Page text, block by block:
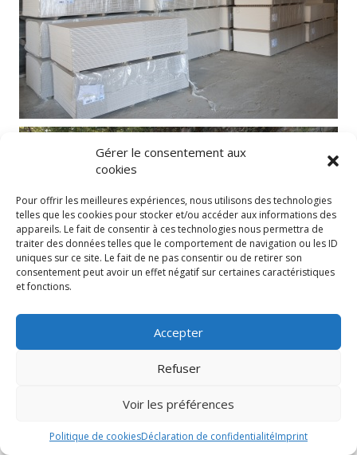
Gérer le consentement aux
cookies
Pour offrir les meilleures expériences, nous utilisons des technologies
telles que les cookies pour stocker et/ou accéder aux informations des
appareils. Le fait de consentir à ces technologies nous permettra de
traiter des données telles que le comportement de navigation ou les ID
uniques sur ce site. Le fait de ne pas consentir ou de retirer son
consentement peut avoir un effet négatif sur certaines caractéristiques
et fonctions.
Accepter
Refuser
Voir les préférences
Politique de cookiesDéclaration de confidentialitéImprint